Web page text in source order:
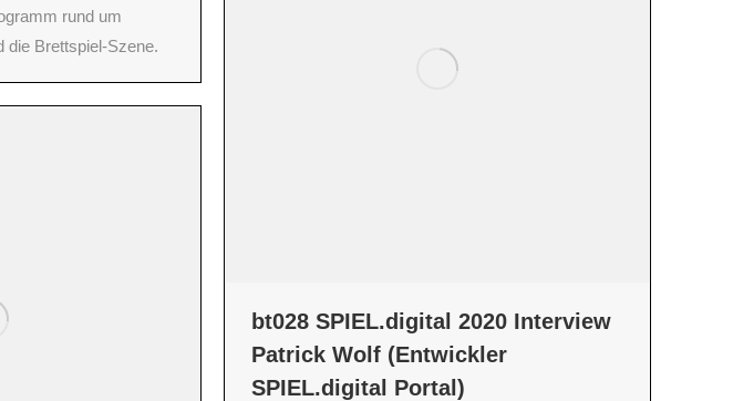
rund um
die Brettspiel-Szene.
bt028 SPIEL.digital 2020 Interview
Patrick Wolf (Entwickler
SPIEL.digital Portal)